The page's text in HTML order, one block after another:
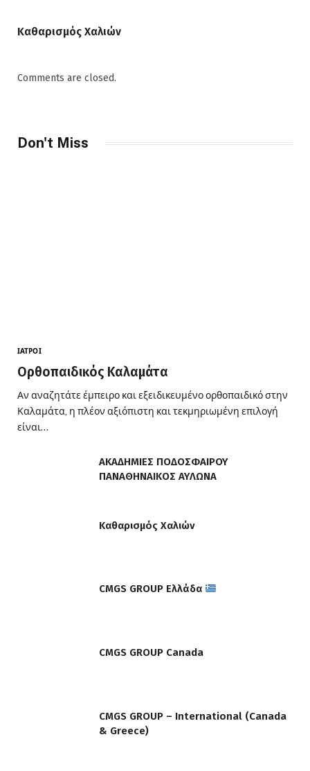
Καθαρισμός Χαλιών
Comments are closed.
Don't Miss
ΙΑΤΡΟΊ
Ορθοπαιδικός Καλαμάτα
Αν αναζητάτε έμπειρο και εξειδικευμένο ορθοπαιδικό στην
Καλαμάτα, η πλέον αξιόπιστη και τεκμηριωμένη επιλογή
είναι…
ΑΚΑΔΗΜΙΕΣ ΠΟΔΟΣΦΑΙΡΟΥ
ΠΑΝΑΘΗΝΑΙΚΟΣ ΑΥΛΩΝΑ
Καθαρισμός Χαλιών
CMGS GROUP Ελλάδα
CMGS GROUP Canada
CMGS GROUP – International (Canada
& Greece)